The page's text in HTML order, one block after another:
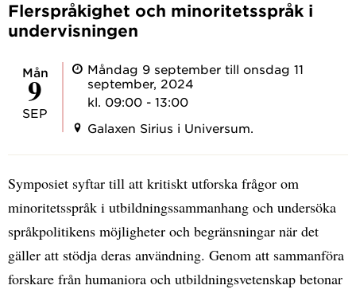
Flerspråkighet och minoritetsspråk i
undervisningen
mån
9
SEP
Måndag 9 september till onsdag 11
september, 2024
kl. 09:00 - 13:00
Galaxen Sirius i Universum.
Symposiet syftar till att kritiskt utforska frågor om
minoritetsspråk i utbildningssammanhang och undersöka
språkpolitikens möjligheter och begränsningar när det
gäller att stödja deras användning. Genom att sammanföra
forskare från humaniora och utbildningsvetenskap betonar